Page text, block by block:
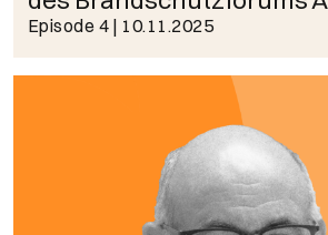
Episode 4 | 10.11.2025